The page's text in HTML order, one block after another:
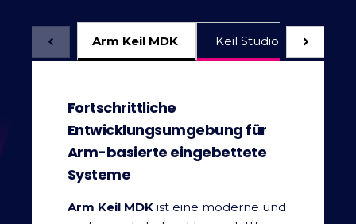
Arm Keil MDK Keil Studio für VS Code
Fortschrittliche
Entwicklungsumgebung für
Arm-basierte eingebettete
Systeme
Arm Keil MDKist eine moderne und